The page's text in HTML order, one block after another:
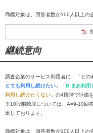
商標対象は、回答者数が100人以上の
継続意向
調査企業のサービス利用者に、「ど
とても利用し続けたい 」「B:まあ利用
利用し続けたくない 」の4段階で評価
※10段階聴取については、A=9-10回
出しております。
商標対象は、回答者数が100人以上の